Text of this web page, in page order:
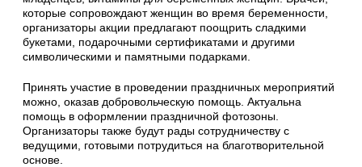
которые сопровождают женщин во время беременности,
организаторы акции предлагают поощрить сладкими
букетами, подарочными сертификатами и другими
символическими и памятными подарками.
Принять участие в проведении праздничных мероприятий
можно, оказав добровольческую помощь. Актуальна
помощь в оформлении праздничной фотозоны.
Организаторы также будут рады сотрудничеству с
ведущими, готовыми потрудиться на благотворительной
основе.